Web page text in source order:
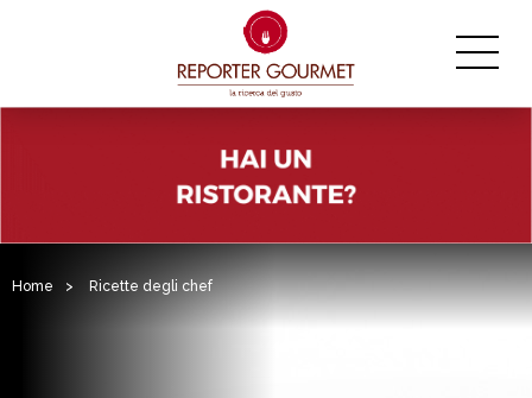
Home > Ricette degli chef